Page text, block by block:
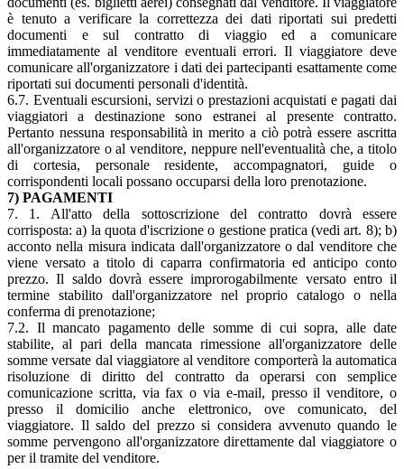
è tenuto a verificare la correttezza dei dati riportati sui predetti
documenti e sul contratto di viaggio ed a comunicare
immediatamente al venditore eventuali errori. Il viaggiatore deve
comunicare all'organizzatore i dati dei partecipanti esattamente come
riportati sui documenti personali d'identità.
6.7. Eventuali escursioni, servizi o prestazioni acquistati e pagati dai
viaggiatori a destinazione sono estranei al presente contratto.
Pertanto nessuna responsabilità in merito a ciò potrà essere ascritta
all'organizzatore o al venditore, neppure nell'eventualità che, a titolo
di cortesia, personale residente, accompagnatori, guide o
corrispondenti locali possano occuparsi della loro prenotazione.
7) PAGAMENTI
7. 1. All'atto della sottoscrizione del contratto dovrà essere
corrisposta: a) la quota d'iscrizione o gestione pratica (vedi art. 8); b)
acconto nella misura indicata dall'organizzatore o dal venditore che
viene versato a titolo di caparra confirmatoria ed anticipo conto
prezzo. Il saldo dovrà essere improrogabilmente versato entro il
termine stabilito dall'organizzatore nel proprio catalogo o nella
conferma di prenotazione;
7.2. Il mancato pagamento delle somme di cui sopra, alle date
stabilite, al pari della mancata rimessione all'organizzatore delle
somme versate dal viaggiatore al venditore comporterà la automatica
risoluzione di diritto del contratto da operarsi con semplice
comunicazione scritta, via fax o via e-mail, presso il venditore, o
presso il domicilio anche elettronico, ove comunicato, del
viaggiatore. Il saldo del prezzo si considera avvenuto quando le
somme pervengono all'organizzatore direttamente dal viaggiatore o
per il tramite del venditore.